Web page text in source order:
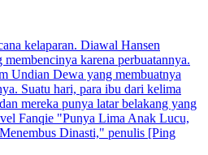
kelaparan. Diawal Hansen
karena perbuatannya.
Undian Dewa yang membuatnya
Suatu hari, para ibu dari kelima
mereka punya latar belakang yang
Fanqie "Punya Lima Anak Lucu,
Dinasti," penulis [Ping